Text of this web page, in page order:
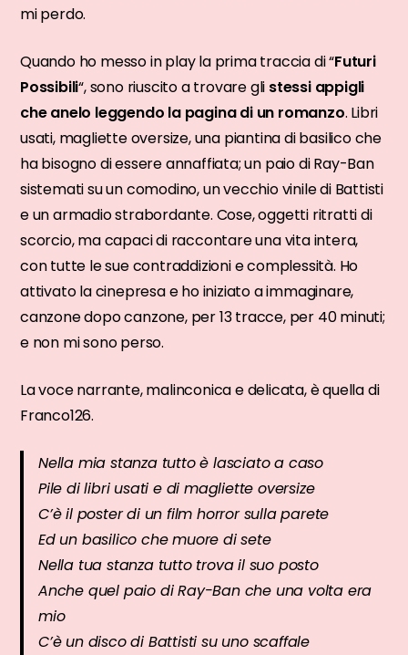
mi perdo.
Quando ho messo in play la prima traccia di “Futuri
Possibili“, sono riuscito a trovare gli stessi appigli
che anelo leggendo la pagina di un romanzo. Libri
usati, magliette oversize, una piantina di basilico che
ha bisogno di essere annaffiata; un paio di Ray-Ban
sistemati su un comodino, un vecchio vinile di Battisti
e un armadio strabordante. Cose, oggetti ritratti di
scorcio, ma capaci di raccontare una vita intera,
con tutte le sue contraddizioni e complessità. Ho
attivato la cinepresa e ho iniziato a immaginare,
canzone dopo canzone, per 13 tracce, per 40 minuti;
e non mi sono perso.
La voce narrante, malinconica e delicata, è quella di
Franco126.
Nella mia stanza tutto è lasciato a caso
Pile di libri usati e di magliette oversize
C’è il poster di un film horror sulla parete
Ed un basilico che muore di sete
Nella tua stanza tutto trova il suo posto
Anche quel paio di Ray-Ban che una volta era
mio
C’è un disco di Battisti su uno scaffale